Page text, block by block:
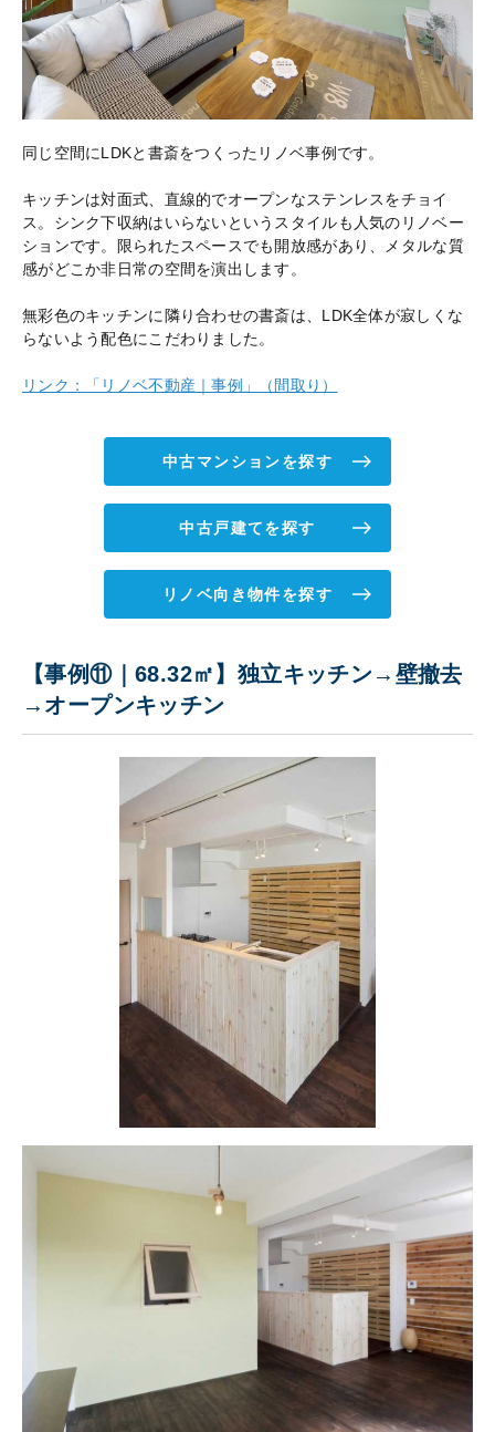
同じ空間にLDKと書斎をつくったリノベ事例です。
キッチンは対面式、直線的でオープンなステンレスをチョイ
ス。シンク下収納はいらないというスタイルも人気のリノベー
ションです。限られたスペースでも開放感があり、メタルな質
感がどこか非日常の空間を演出します。
無彩色のキッチンに隣り合わせの書斎は、LDK全体が寂しくな
らないよう配色にこだわりました。
リンク：「リノベ不動産｜事例」（間取り）
中古マンションを探す
中古戸建てを探す
リノベ向き物件を探す
【事例⑪｜68.32㎡】独立キッチン→壁撤去
→オープンキッチン